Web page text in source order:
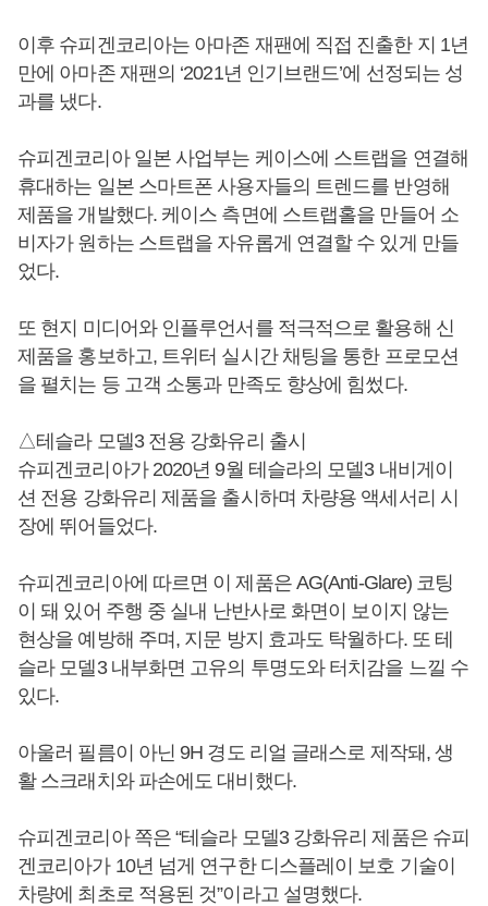
이후 슈피겐코리아는 아마존 재팬에 직접 진출한 지 1년
만에 아마존 재팬의 ‘2021년 인기브랜드’에 선정되는 성
과를 냈다.
슈피겐코리아 일본 사업부는 케이스에 스트랩을 연결해
휴대하는 일본 스마트폰 사용자들의 트렌드를 반영해
제품을 개발했다. 케이스 측면에 스트랩홀을 만들어 소
비자가 원하는 스트랩을 자유롭게 연결할 수 있게 만들
었다.
또 현지 미디어와 인플루언서를 적극적으로 활용해 신
제품을 홍보하고, 트위터 실시간 채팅을 통한 프로모션
을 펼치는 등 고객 소통과 만족도 향상에 힘썼다.
△테슬라 모델3 전용 강화유리 출시
슈피겐코리아가 2020년 9월 테슬라의 모델3 내비게이
션 전용 강화유리 제품을 출시하며 차량용 액세서리 시
장에 뛰어들었다.
슈피겐코리아에 따르면 이 제품은 AG(Anti-Glare) 코팅
이 돼 있어 주행 중 실내 난반사로 화면이 보이지 않는
현상을 예방해 주며, 지문 방지 효과도 탁월하다. 또 테
슬라 모델3 내부화면 고유의 투명도와 터치감을 느낄 수
있다.
아울러 필름이 아닌 9H 경도 리얼 글래스로 제작돼, 생
활 스크래치와 파손에도 대비했다.
슈피겐코리아 쪽은 “테슬라 모델3 강화유리 제품은 슈피
겐코리아가 10년 넘게 연구한 디스플레이 보호 기술이
차량에 최초로 적용된 것”이라고 설명했다.